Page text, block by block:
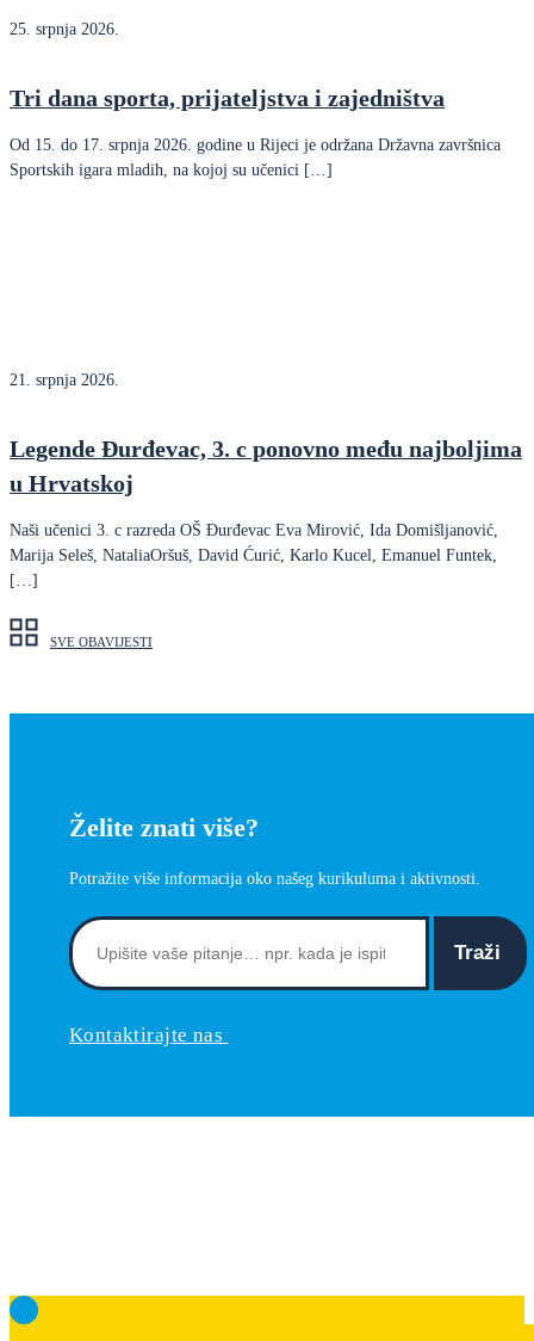
25. srpnja 2026.
Tri dana sporta, prijateljstva i zajedništva
Od 15. do 17. srpnja 2026. godine u Rijeci je održana Državna završnica
Sportskih igara mladih, na kojoj su učenici […]
21. srpnja 2026.
Legende Đurđevac, 3. c ponovno među najboljima
u Hrvatskoj
Naši učenici 3. c razreda OŠ Đurđevac Eva Mirović, Ida Domišljanović,
Marija Seleš, NataliaOršuš, David Ćurić, Karlo Kucel, Emanuel Funtek,
[…]
SVE OBAVIJESTI
Želite znati više?
Potražite više informacija oko našeg kurikuluma i aktivnosti.
Traži
Kontaktirajte nas